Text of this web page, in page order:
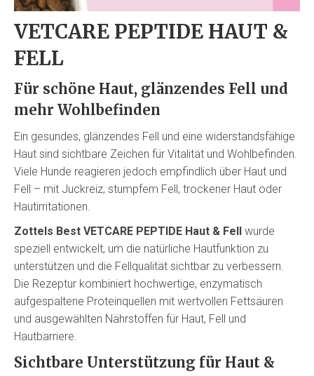
VETCARE PEPTIDE HAUT &
FELL
Für schöne Haut, glänzendes Fell und
mehr Wohlbefinden
Ein gesundes, glänzendes Fell und eine widerstandsfähige
Haut sind sichtbare Zeichen für Vitalität und Wohlbefinden.
Viele Hunde reagieren jedoch empfindlich über Haut und
Fell – mit Juckreiz, stumpfem Fell, trockener Haut oder
Hautirritationen.
Zottels Best VETCARE PEPTIDE Haut & Fell
wurde
speziell entwickelt, um die natürliche Hautfunktion zu
unterstützen und die Fellqualität sichtbar zu verbessern.
Die Rezeptur kombiniert hochwertige, enzymatisch
aufgespaltene Proteinquellen mit wertvollen Fettsäuren
und ausgewählten Nährstoffen für Haut, Fell und
Hautbarriere.
Sichtbare Unterstützung für Haut &